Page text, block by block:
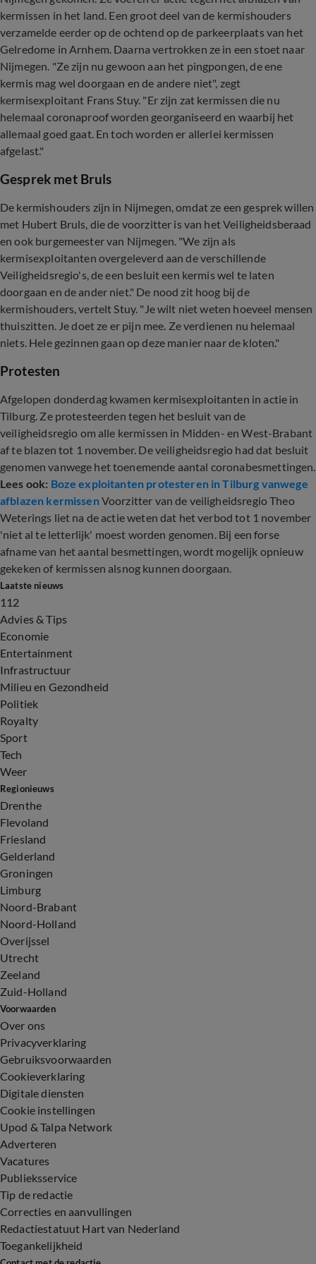
kermissen in het land. Een groot deel van de kermishouders
verzamelde eerder op de ochtend op de parkeerplaats van het
Gelredome in Arnhem. Daarna vertrokken ze in een stoet naar
Nijmegen. "Ze zijn nu gewoon aan het pingpongen, de ene
kermis mag wel doorgaan en de andere niet", zegt
kermisexploitant Frans Stuy. "Er zijn zat kermissen die nu
helemaal coronaproof worden georganiseerd en waarbij het
allemaal goed gaat. En toch worden er allerlei kermissen
afgelast."
Gesprek met Bruls
De kermishouders zijn in Nijmegen, omdat ze een gesprek willen
met Hubert Bruls, die de voorzitter is van het Veiligheidsberaad
en ook burgemeester van Nijmegen. "We zijn als
kermisexploitanten overgeleverd aan de verschillende
Veiligheidsregio's, de een besluit een kermis wel te laten
doorgaan en de ander niet." De nood zit hoog bij de
kermishouders, vertelt Stuy. "Je wilt niet weten hoeveel mensen
thuiszitten. Je doet ze er pijn mee. Ze verdienen nu helemaal
niets. Hele gezinnen gaan op deze manier naar de kloten."
Protesten
Afgelopen donderdag kwamen kermisexploitanten in actie in
Tilburg. Ze protesteerden tegen het besluit van de
veiligheidsregio om alle kermissen in Midden- en West-Brabant
af te blazen tot 1 november. De veiligheidsregio had dat besluit
genomen vanwege het toenemende aantal coronabesmettingen.
Lees ook: Boze exploitanten protesteren in Tilburg vanwege
afblazen kermissenVoorzitter van de veiligheidsregio Theo
Weterings liet na de actie weten dat het verbod tot 1 november
'niet al te letterlijk' moest worden genomen. Bij een forse
afname van het aantal besmettingen, wordt mogelijk opnieuw
gekeken of kermissen alsnog kunnen doorgaan.
Laatste nieuws
112
Advies & Tips
Economie
Entertainment
Infrastructuur
Milieu en Gezondheid
Politiek
Royalty
Sport
Tech
Weer
Regionieuws
Drenthe
Flevoland
Friesland
Gelderland
Groningen
Limburg
Noord-Brabant
Noord-Holland
Overijssel
Utrecht
Zeeland
Zuid-Holland
Voorwaarden
Over ons
Privacyverklaring
Gebruiksvoorwaarden
Cookieverklaring
Digitale diensten
Cookie instellingen
Upod & Talpa Network
Adverteren
Vacatures
Publieksservice
Tip de redactie
Correcties en aanvullingen
Redactiestatuut Hart van Nederland
Toegankelijkheid